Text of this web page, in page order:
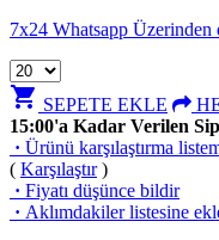
7x24 Whatsapp
shopping_cart SEPETE EKLE
15:00'a Kadar Verilen
· Ürünü karşılaştırma
( Karşılaştır)
· Fiyatı düşünce bildir
· Aklımdakiler listesine